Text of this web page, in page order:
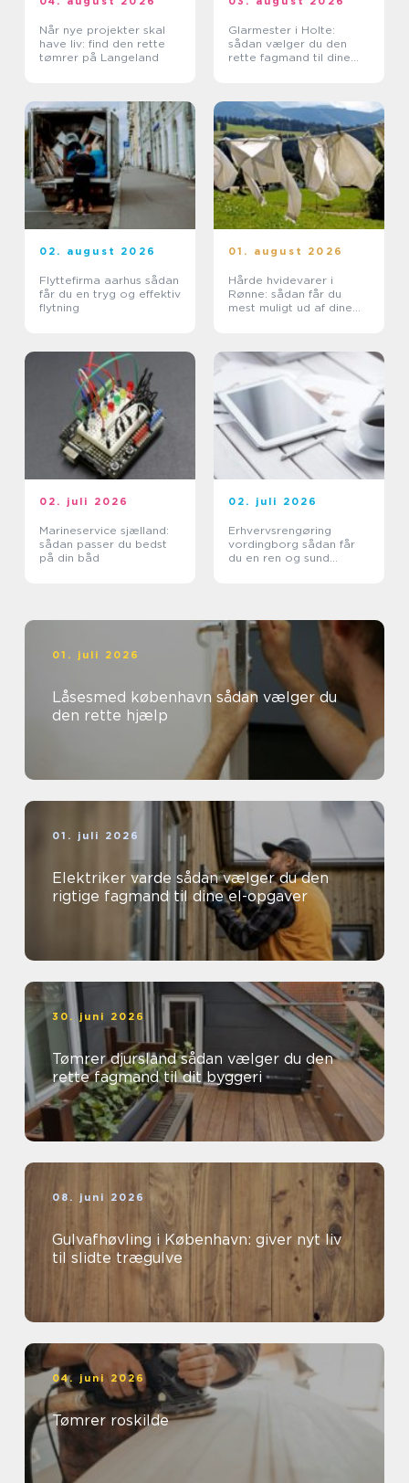
Når nye projekter skal
have liv: find den rette
tømrer på Langeland
Glarmester i Holte:
sådan vælger du den
rette fagmand til dine
02. august 2026
Flyttefirma aarhus sådan
får du en tryg og effektiv
flytning
01. august 2026
Hårde hvidevarer i
Rønne: sådan får du
mest muligt ud af dine
02. juli 2026
Marineservice sjælland:
sådan passer du bedst
på din båd
02. juli 2026
Erhvervsrengøring
vordingborg sådan får
du en ren og sund
01. juli 2026
Låsesmed københavn sådan vælger du
den rette hjælp
01. juli 2026
Elektriker varde sådan vælger du den
rigtige fagmand til dine el-opgaver
30. juni 2026
Tømrer djursland sådan vælger du den
rette fagmand til dit byggeri
08. juni 2026
Gulvafhøvling i København: giver nyt liv
til slidte trægulve
04. juni 2026
Tømrer roskilde